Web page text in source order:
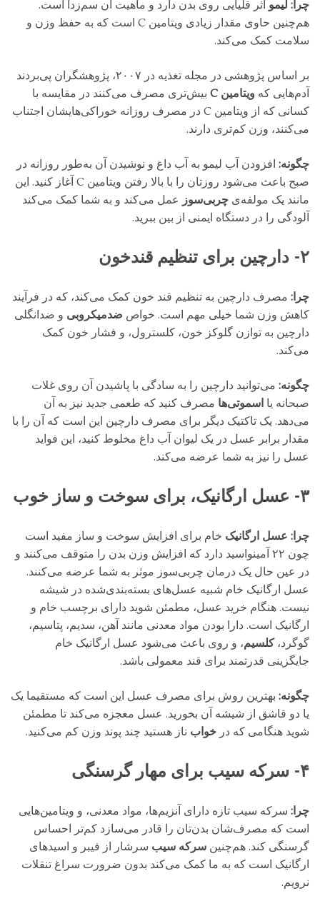
چرا: لیمو اثر قلیایی روی بدن دارد و ماهیت آن سم‌زدا است.
هم‌چنین حاوی مقدار زیادی ویتامین C است که به حفظ وزن و
سلامت کمک می‌کند.
بر اساس پژوهشی در مجله‌ تغذیه در ۲۰۰۷، پژوهشگران پی‌بردند
آدم‌هایی که ویتامین C
بیش‌تری مصرف می‌کنند در مقایسه با
کسانی که از ویتامین C در مصرف روزانه‌ خوراکی‌هایشان اجتناب
می‌کنند، وزن کم‌تری دارند.
چگونه: افزودن آب لیمو به آب داغ و نوشیدن آن به‌طور روزانه در
صبح باعث می‌شود روزتان را با بالا رفتن ویتامین C آغاز کنید. این
مانند یک مولفه‌ی چربی‌سوز عمل می‌کند و به شما کمک می‌کند
آلودگی را در دستگاه ایمنی از بین ببرید.
۲- دارچین برای تنظیم قندخون
چرا: مصرف دارچین به تنظیم قند خون کمک می‌کند، که در فرآیند
کاهش وزن شما خیلی مهم است. خواص ضدمیکروبی و ضدانگلی
دارچین به توازن گلوکز خون، کلسترول، و فشار خون کمک
می‌کند.
چگونه: می‌توانید دارچین را به سادگی با پاشیدن آن روی غلات
صبحانه یا اسموتی‌ها مصرف کنید که طعمی جدید نیز به آن
می‌دهد. یک تاکتیک دیگر برای مصرف دارچین این است که آن را با
مقدار برابر عسل در یک لیوان آب داغ مخلوط کنید، این فواید
عسل را نیز به شما عرضه می‌کند.
۳- عسل ارگانیک، برای سوخت و ساز خوب
چرا: عسل ارگانیک خام برای افزایش سوخت و ساز مفید است
چون ۲۲ آمینواسید دارد که افزایش وزن بدن را متوقف می‌کنند و
در عین حال یک درمان چربی‌سوز موثر به شما عرضه می‌کنند.
عسل ارگانیک خام شبیه عسل‌های بسته‌بندی‌شده در شیشه
نیست. هنگام خرید عسل، مطمئن شوید دارای برچسب خام و
ارگانیک است. دارا بودن مواد معدنی مانند آهن، سدیم، پتاسیم،
گوگرد،کلسیم، و روی باعث می‌شود عسل ارگانیک خام
جایگزینی قدرتمند برای قند معمولی باشد.
چگونه: بهترین روش برای مصرف عسل این است که مستقیما یک
یا دو قاشق از شیشه‌ آن بخورید. عسل معجزه می‌کند تا مطمئن
شوید هنگامی که در خواب ناز هستید چند پوند وزن کم می‌کنید.
۴- سرکه‌ سیب برای مهار گرسنگی
چرا: سرکه‌ سیب تازه دارای آنزیم‌ها، مواد معدنی، و ویتامین‌هایی
است که مصرف‌شان بدن‌تان را قادر می‌سازد کم‌تر احساس
گرسنگی کند. هم‌چنین سرکه‌ سیب سرشار از فیبر و اسیدهای
ارگانیک است که به ما کمک می‌کند بدون ضرورت سراغ تنقلات
نرویم.